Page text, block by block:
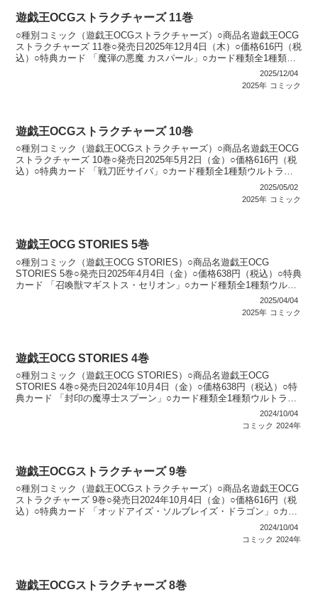
遊戯王OCGストラクチャーズ 11巻
○種別コミック（遊戯王OCGストラクチャーズ）○商品名遊戯王OCG
ストラクチャーズ 11巻○発売日2025年12月4日（木）○価格616円（税
込）○特典カード 「魔弾の悪魔 カスパール」○カード種類全1種類ウ
2025/12/04
2025年 コミック
遊戯王OCGストラクチャーズ 10巻
○種別コミック（遊戯王OCGストラクチャーズ）○商品名遊戯王OCG
ストラクチャーズ 10巻○発売日2025年5月2日（金）○価格616円（税
込）○特典カード 「戦刀匠サイバ」○カード種類全1種類ウルトラレ
2025/05/02
2025年 コミック
遊戯王OCG STORIES 5巻
○種別コミック（遊戯王OCG STORIES）○商品名遊戯王OCG
STORIES 5巻○発売日2025年4月4日（金）○価格638円（税込）○特典
カード 「召喚獣マギストス・セリオン」○カード種類全1種類ウルト
2025/04/04
2025年 コミック
遊戯王OCG STORIES 4巻
○種別コミック（遊戯王OCG STORIES）○商品名遊戯王OCG
STORIES 4巻○発売日2024年10月4日（金）○価格638円（税込）○特
典カード 「封印の魔導士スプーン」○カード種類全1種類ウルトラレ
2024/10/04
コミック 2024年
遊戯王OCGストラクチャーズ 9巻
○種別コミック（遊戯王OCGストラクチャーズ）○商品名遊戯王OCG
ストラクチャーズ 9巻○発売日2024年10月4日（金）○価格616円（税
込）○特典カード 「オッドアイズ・ソルブレイズ・ドラゴン」○カー
2024/10/04
コミック 2024年
遊戯王OCGストラクチャーズ 8巻